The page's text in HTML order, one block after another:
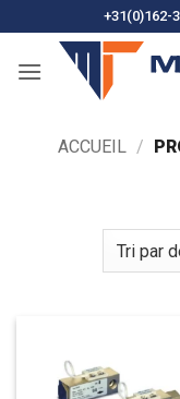
to
content
+31(0)162-
ACCUEIL /